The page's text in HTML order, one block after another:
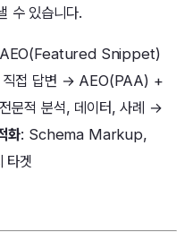
수 있습니다.
AEO(Featured Snippet)
직접 답변 → AEO(PAA) +
문적 분석, 데이터, 사례 →
화: Schema Markup,
타겟